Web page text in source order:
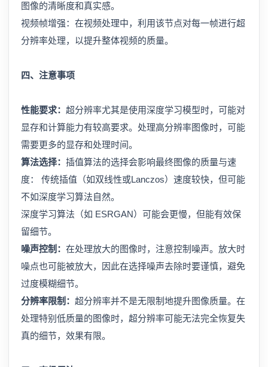
图像的清晰度和真实感。
视频帧增强：在视频处理中，利用该节点对每一帧进行超
分辨率处理，以提升整体视频的质量。
四、注意事项
性能要求： 超分辨率尤其是使用深度学习模型时，可能对
显存和计算能力有较高要求。处理高分辨率图像时，可能
需要更多的显存和处理时间。
算法选择： 插值算法的选择会影响最终图像的质量与速
度： 传统插值（如双线性或Lanczos）速度较快，但可能
不如深度学习算法自然。
深度学习算法（如 ESRGAN）可能会更慢，但能有效保
留细节。
噪声控制： 在处理放大的图像时，注意控制噪声。放大时
噪点也可能被放大，因此在选择噪声去除时要谨慎，避免
过度模糊细节。
分辨率限制： 超分辨率并不是无限制地提升图像质量。在
处理特别低质量的图像时，超分辨率可能无法完全恢复失
真的细节，效果有限。